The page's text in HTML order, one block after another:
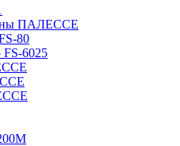
ПАЛЕССЕ
80
6025